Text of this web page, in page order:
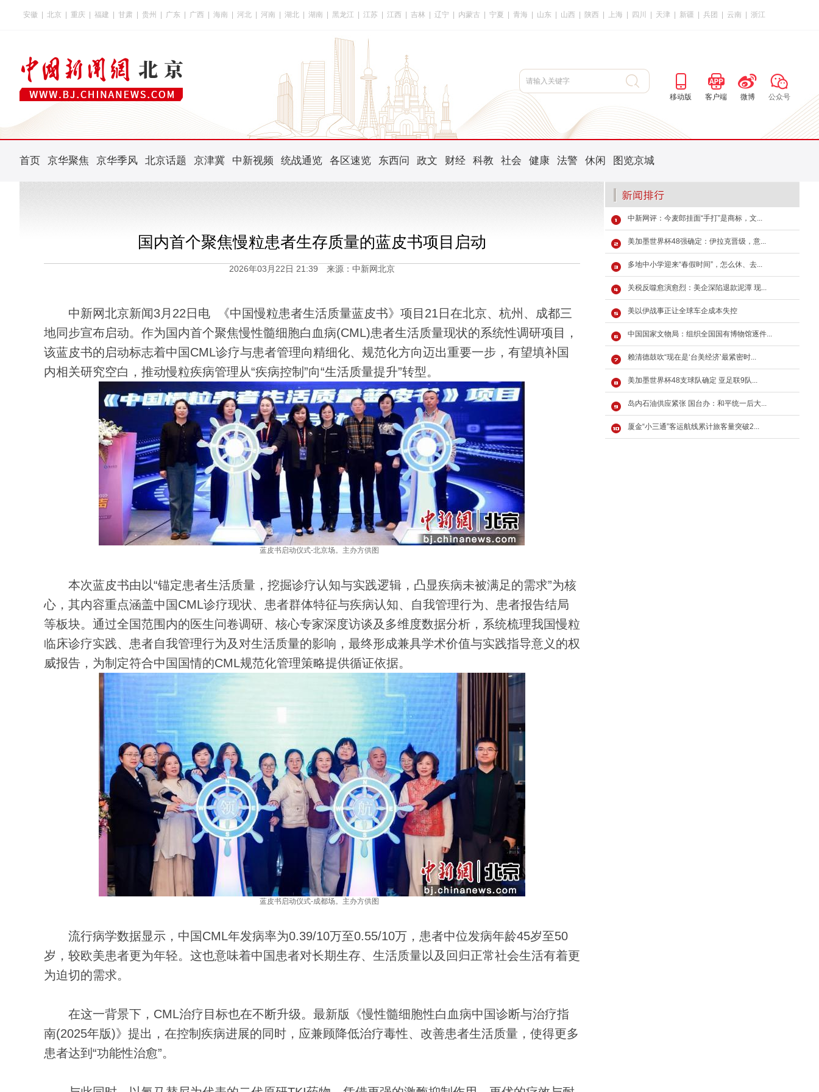
安徽 北京 重庆 福建 甘肃 贵州 广东 广西 海南 河北 河南 湖北 湖南 黑龙江 江苏 江西 吉林 辽宁 内蒙古 宁夏 青海 山东 山西 陕西 上海 四川 天津 新疆 兵团 云南 浙江
移动版 客户端 微博 公众号
首页 京华聚焦 京华季风 北京话题 京津冀 中新视频 统战通览 各区速览 东西问 政文 财经 科教 社会 健康 法警 休闲 图览京城
国内首个聚焦慢粒患者生存质量的蓝皮书项目启动
2026年03月22日 21:39 来源：中新网北京
中新网北京新闻3月22日电 《中国慢粒患者生活质量蓝皮书》项目21日在北京、杭州、成都三
地同步宣布启动。作为国内首个聚焦慢性髓细胞白血病(CML)患者生活质量现状的系统性调研项目，
该蓝皮书的启动标志着中国CML诊疗与患者管理向精细化、规范化方向迈出重要一步，有望填补国
内相关研究空白，推动慢粒疾病管理从“疾病控制”向“生活质量提升”转型。
蓝皮书启动仪式-北京场。主办方供图
本次蓝皮书由以“锚定患者生活质量，挖掘诊疗认知与实践逻辑，凸显疾病未被满足的需求”为核
心，其内容重点涵盖中国CML诊疗现状、患者群体特征与疾病认知、自我管理行为、患者报告结局
等板块。通过全国范围内的医生问卷调研、核心专家深度访谈及多维度数据分析，系统梳理我国慢粒
临床诊疗实践、患者自我管理行为及对生活质量的影响，最终形成兼具学术价值与实践指导意义的权
威报告，为制定符合中国国情的CML规范化管理策略提供循证依据。
蓝皮书启动仪式-成都场。主办方供图
流行病学数据显示，中国CML年发病率为0.39/10万至0.55/10万，患者中位发病年龄45岁至50
岁，较欧美患者更为年轻。这也意味着中国患者对长期生存、生活质量以及回归正常社会生活有着更
为迫切的需求。
在这一背景下，CML治疗目标也在不断升级。最新版《慢性髓细胞性白血病中国诊断与治疗指
南(2025年版)》提出，在控制疾病进展的同时，应兼顾降低治疗毒性、改善患者生活质量，使得更多
患者达到“功能性治愈”。
中新网评：今麦郎挂面“手打”是商标，文...
美加墨世界杯48强确定：伊拉克晋级，意...
多地中小学迎来“春假时间”，怎么休、去...
关税反噬愈演愈烈：美企深陷退款泥潭 现...
美以伊战事正让全球车企成本失控
中国国家文物局：组织全国国有博物馆逐件...
赖清德鼓吹“现在是‘台美经济’最紧密时...
美加墨世界杯48支球队确定 亚足联9队...
岛内石油供应紧张 国台办：和平统一后大...
厦金“小三通”客运航线累计旅客量突破2...